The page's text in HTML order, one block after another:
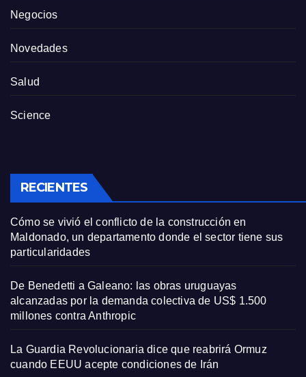
Negocios
Novedades
Salud
Science
RECIENTES
Cómo se vivió el conflicto de la construcción en
Maldonado, un departamento donde el sector tiene sus
particularidades
De Benedetti a Galeano: las obras uruguayas
alcanzadas por la demanda colectiva de US$ 1.500
millones contra Anthropic
La Guardia Revolucionaria dice que reabrirá Ormuz
cuando EEUU acepte condiciones de Irán